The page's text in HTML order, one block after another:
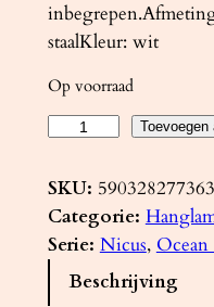
staalKleur: wit
Op voorraad
n
g
l
Toevoegen
SKU:
Categorie:
Serie: Nicus,
Beschrijving